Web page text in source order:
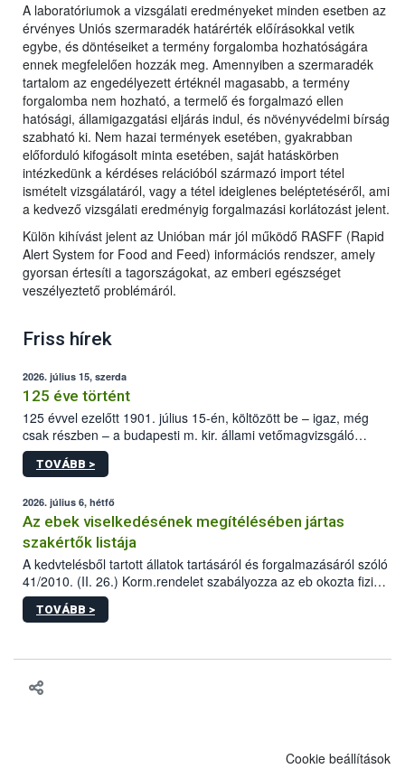
A laboratóriumok a vizsgálati eredményeket minden esetben az
érvényes Uniós szermaradék határérték előírásokkal vetik
egybe, és döntéseiket a termény forgalomba hozhatóságára
ennek megfelelően hozzák meg. Amennyiben a szermaradék
tartalom az engedélyezett értéknél magasabb, a termény
forgalomba nem hozható, a termelő és forgalmazó ellen
hatósági, államigazgatási eljárás indul, és növényvédelmi bírság
szabható ki. Nem hazai termények esetében, gyakrabban
előforduló kifogásolt minta esetében, saját hatáskörben
intézkedünk a kérdéses relációból származó import tétel
ismételt vizsgálatáról, vagy a tétel ideiglenes beléptetéséről, ami
a kedvező vizsgálati eredményig forgalmazási korlátozást jelent.
Külön kihívást jelent az Unióban már jól működő RASFF (Rapid
Alert System for Food and Feed) információs rendszer, amely
gyorsan értesíti a tagországokat, az emberi egészséget
veszélyeztető problémáról.
Friss hírek
2026. július 15, szerda
125 éve történt
125 évvel ezelőtt 1901. július 15-én, költözött be – igaz, még
csak részben – a budapesti m. kir. állami vetőmagvizsgáló
állomás a Kis Rókus utca 15. szám alatti, Czigler Győző által
tervezett új épületébe.
TOVÁBB >
2026. július 6, hétfő
Az ebek viselkedésének megítélésében jártas
szakértők listája
A kedvtelésből tartott állatok tartásáról és forgalmazásáról szóló
41/2010. (II. 26.) Korm.rendelet szabályozza az eb okozta fizikai
sérülés, illetve ennek veszélye keletkezésekor felmerülő
hatósági feladatokat, valamint a veszélyes eb tartását és annak
TOVÁBB >
Cookie beállítások